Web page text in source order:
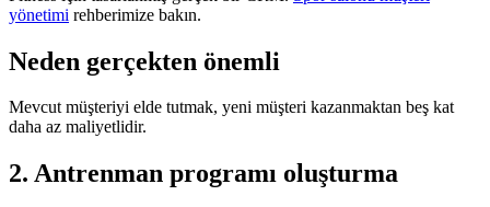
yönetimi rehberimize bakın.
Neden gerçekten önemli
Mevcut müşteriyi elde tutmak, yeni müşteri kazanmaktan beş kat
daha az maliyetlidir.
2. Antrenman programı oluşturma